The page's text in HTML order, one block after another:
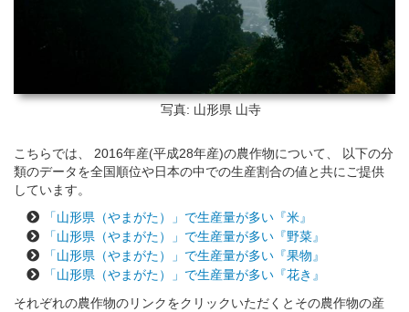
写真: 山形県 山寺
こちらでは、 2016年産(平成28年産)の農作物について、 以下の分
類のデータを全国順位や日本の中での生産割合の値と共にご提供
しています。
「山形県（やまがた）」で生産量が多い『米』
「山形県（やまがた）」で生産量が多い『野菜』
「山形県（やまがた）」で生産量が多い『果物』
「山形県（やまがた）」で生産量が多い『花き』
それぞれの農作物のリンクをクリックいただくとその農作物の産